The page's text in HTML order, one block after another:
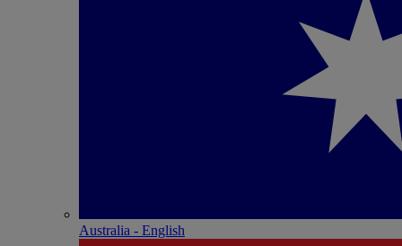
Australia - English